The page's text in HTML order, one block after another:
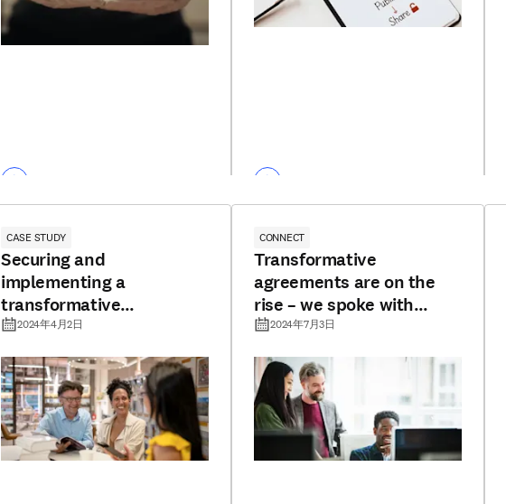
CASE STUDY
Securing and
implementing a
transformative
agreement: Perspectives
2024年4月2日
CONNECT
Transformative
agreements are on the
rise – we spoke with
institutions to find out
2024年7月3日